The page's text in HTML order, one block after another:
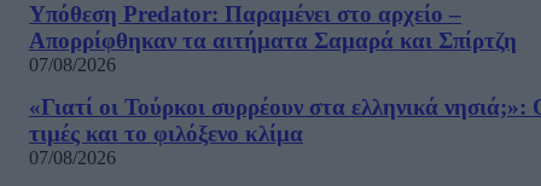
Υπόθεση Predator: Παραμένει στο αρχείο –
Απορρίφθηκαν τα αιτήματα Σαμαρά και Σπίρτζη
07/08/2026
«Γιατί οι Τούρκοι συρρέουν στα ελληνικά νησιά;»:
τιμές και το φιλόξενο κλίμα
07/08/2026